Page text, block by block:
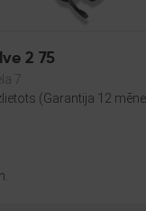
2 75
7
(Garantija 12